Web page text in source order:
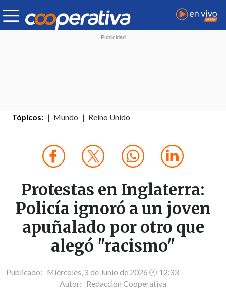
Tópicos: Mundo Reino Unido
Protestas en Inglaterra:
Policía ignoró a un joven
apuñalado por otro que
alegó "racismo"
Publicado: Miércoles, 3 de Junio de 2026 🕐 12:33
Autor: Redacción Cooperativa